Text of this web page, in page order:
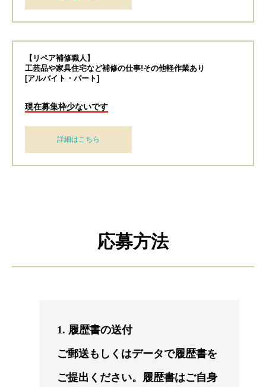
【リペア補修職人】
工芸品や家具住宅など補修の仕事!その他軽作業あり
[アルバイト・パート]
現在募集枠少ないです
詳細はこちら
応募方法
1. 履歴書の送付
ご郵送もしくはデータで履歴書を
ご提出ください。履歴書はご自身